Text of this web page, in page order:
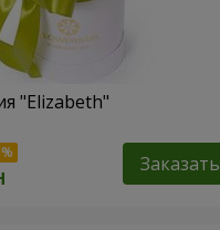
"Elizabeth"
Заказать